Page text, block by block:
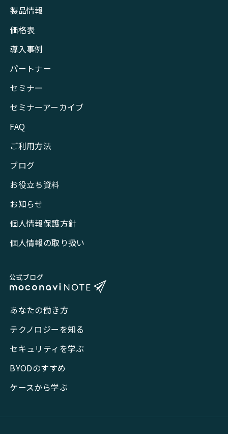
製品情報
価格表
導入事例
パートナー
セミナー
セミナーアーカイブ
FAQ
ご利用方法
ブログ
お役立ち資料
お知らせ
個人情報保護方針
個人情報の取り扱い
あなたの働き方
テクノロジーを知る
セキュリティを学ぶ
BYODのすすめ
ケースから学ぶ